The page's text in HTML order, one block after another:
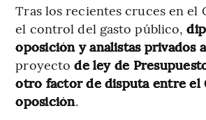
Tras los recientes cruces en el
el control del gasto público,
oposición y analistas privados
proyectode ley de
otro factor de disputa entre el
oposición.